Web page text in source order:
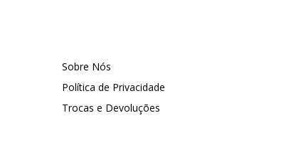
Sobre Nós
Política de Privacidade
Trocas e Devoluções